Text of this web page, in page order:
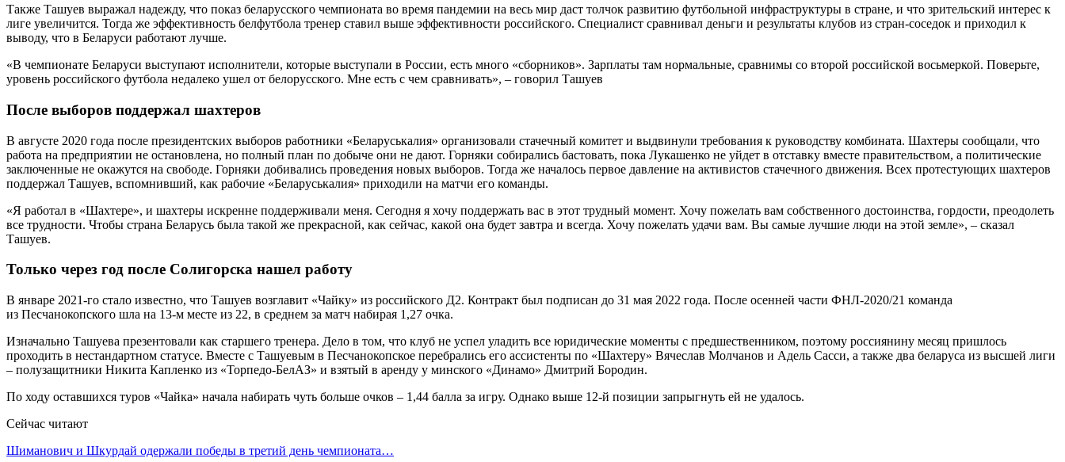
Также Ташуев выражал надежду, что показ беларусского чемпионата во время пандемии на весь мир даст толчок развитию футбольной инфраструктуры в стране, и что зрительский интерес к
лиге увеличится. Тогда же эффективность белфутбола тренер ставил выше эффективности российского. Специалист сравнивал деньги и результаты клубов из стран-соседок и приходил к
выводу, что в Беларуси работают лучше.
«В чемпионате Беларуси выступают исполнители, которые выступали в России, есть много «сборников». Зарплаты там нормальные, сравнимы со второй российской восьмеркой. Поверьте,
уровень российского футбола недалеко ушел от белорусского. Мне есть с чем сравнивать», – говорил Ташуев
После выборов поддержал шахтеров
В августе 2020 года после президентских выборов работники «Беларуськалия» организовали стачечный комитет и выдвинули требования к руководству комбината. Шахтеры сообщали, что
работа на предприятии не остановлена, но полный план по добыче они не дают. Горняки собирались бастовать, пока Лукашенко не уйдет в отставку вместе правительством, а политические
заключенные не окажутся на свободе. Горняки добивались проведения новых выборов. Тогда же началось первое давление на активистов стачечного движения. Всех протестующих шахтеров
поддержал Ташуев, вспомнивший, как рабочие «Беларуськалия» приходили на матчи его команды.
«Я работал в «Шахтере», и шахтеры искренне поддерживали меня. Сегодня я хочу поддержать вас в этот трудный момент. Хочу пожелать вам собственного достоинства, гордости, преодолеть
все трудности. Чтобы страна Беларусь была такой же прекрасной, как сейчас, какой она будет завтра и всегда. Хочу пожелать удачи вам. Вы самые лучшие люди на этой земле», – сказал
Ташуев.
Только через год после Солигорска нашел работу
В январе 2021-го стало известно, что Ташуев возглавит «Чайку» из российского Д2. Контракт был подписан до 31 мая 2022 года. После осенней части ФНЛ-2020/21 команда
из Песчанокопского шла на 13-м месте из 22, в среднем за матч набирая 1,27 очка.
Изначально Ташуева презентовали как старшего тренера. Дело в том, что клуб не успел уладить все юридические моменты с предшественником, поэтому россиянину месяц пришлось
проходить в нестандартном статусе. Вместе с Ташуевым в Песчанокопское перебрались его ассистенты по «Шахтеру» Вячеслав Молчанов и Адель Сасси, а также два беларуса из высшей лиги
– полузащитники Никита Капленко из «Торпедо-БелАЗ» и взятый в аренду у минского «Динамо» Дмитрий Бородин.
По ходу оставшихся туров «Чайка» начала набирать чуть больше очков – 1,44 балла за игру. Однако выше 12-й позиции запрыгнуть ей не удалось.
Сейчас читают
Шиманович и Шкурдай одержали победы в третий день чемпионата…